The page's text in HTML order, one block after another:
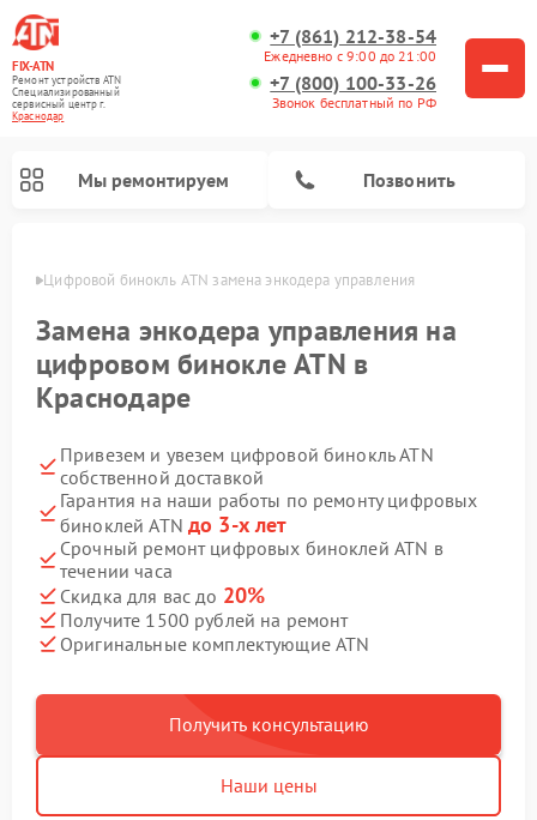
FIX-ATN
Ремонт устройств ATN
Специализированный
cервисный центр г.
Краснодар
+7 (861) 212-38-54
Ежедневно с 9:00 до 21:00
+7 (800) 100-33-26
Звонок бесплатный по РФ
Мы ремонтируем Позвонить
Цифровой бинокль ATN замена энкодера управления
Замена энкодера управления на
цифровом бинокле ATN в
Краснодаре
Привезем и увезем цифровой бинокль ATN
собственной доставкой
Гарантия на наши работы по ремонту цифровых
биноклей ATN до 3-х лет
Срочный ремонт цифровых биноклей ATN в
течении часа
Скидка для вас до 20%
Получите 1500 рублей на ремонт
Оригинальные комплектующие ATN
Получить консультацию
Наши цены